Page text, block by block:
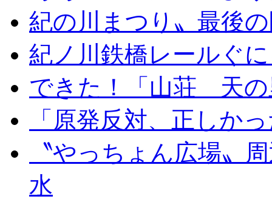
紀の川まつり〟最後
紀ノ川鉄橋レールぐ
できた！「山荘 天の
「原発反対、正しか
〝やっちょん広場〟
水